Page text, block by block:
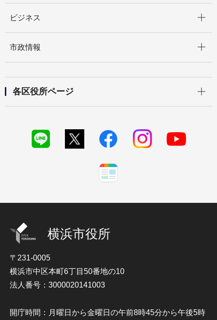
ビジネス
市政情報
各区役所ページ
横浜市役所
〒231-0005
横浜市中区本町6丁目50番地の10
法人番号：3000020141003
開庁時間：月曜日から金曜日の午前8時45分から午後5時